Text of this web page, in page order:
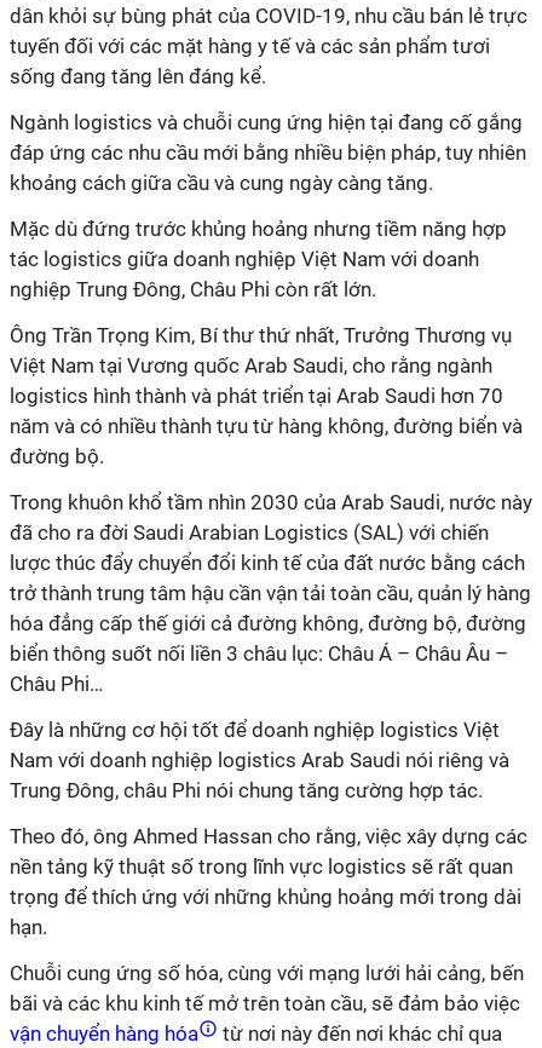
dân khỏi sự bùng phát của COVID-19, nhu cầu bán lẻ trực
tuyến đối với các mặt hàng y tế và các sản phẩm tươi
sống đang tăng lên đáng kể.
Ngành logistics và chuỗi cung ứng hiện tại đang cố gắng
đáp ứng các nhu cầu mới bằng nhiều biện pháp, tuy nhiên
khoảng cách giữa cầu và cung ngày càng tăng.
Mặc dù đứng trước khủng hoảng nhưng tiềm năng hợp
tác logistics giữa doanh nghiệp Việt Nam với doanh
nghiệp Trung Đông, Châu Phi còn rất lớn.
Ông Trần Trọng Kim, Bí thư thứ nhất, Trưởng Thương vụ
Việt Nam tại Vương quốc Arab Saudi, cho rằng ngành
logistics hình thành và phát triển tại Arab Saudi hơn 70
năm và có nhiều thành tựu từ hàng không, đường biển và
đường bộ.
Trong khuôn khổ tầm nhìn 2030 của Arab Saudi, nước này
đã cho ra đời Saudi Arabian Logistics (SAL) với chiến
lược thúc đẩy chuyển đổi kinh tế của đất nước bằng cách
trở thành trung tâm hậu cần vận tải toàn cầu, quản lý hàng
hóa đẳng cấp thế giới cả đường không, đường bộ, đường
biển thông suốt nối liền 3 châu lục: Châu Á – Châu Âu –
Châu Phi…
Đây là những cơ hội tốt để doanh nghiệp logistics Việt
Nam với doanh nghiệp logistics Arab Saudi nói riêng và
Trung Đông, châu Phi nói chung tăng cường hợp tác.
Theo đó, ông Ahmed Hassan cho rằng, việc xây dựng các
nền tảng kỹ thuật số trong lĩnh vực logistics sẽ rất quan
trọng để thích ứng với những khủng hoảng mới trong dài
hạn.
Chuỗi cung ứng số hóa, cùng với mạng lưới hải cảng, bến
bãi và các khu kinh tế mở trên toàn cầu, sẽ đảm bảo việc
vận chuyển hàng hóa
từ nơi này đến nơi khác chỉ qua